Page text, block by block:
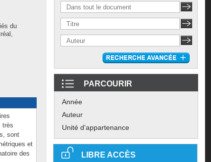
du
très
sont
et
des
PARCOURIR
Année
Auteur
Unité d'appartenance
LIBRE ACCÈS